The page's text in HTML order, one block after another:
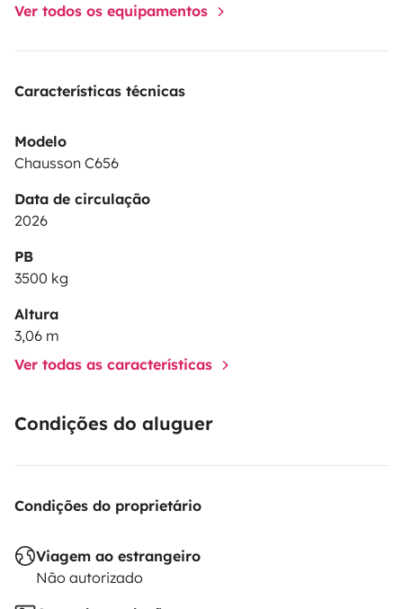
Ver todos os equipamentos
Características técnicas
Modelo
Chausson C656
Data de circulação
2026
PB
3500 kg
Altura
3,06 m
Ver todas as características
Condições do aluguer
Condições do proprietário
Viagem ao estrangeiro
Não autorizado